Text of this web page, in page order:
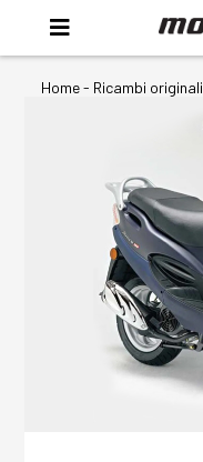
Home- Ricambi originali